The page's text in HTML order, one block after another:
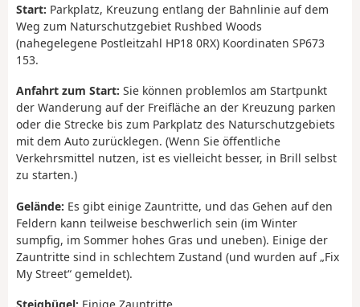
Start: Parkplatz, Kreuzung entlang der Bahnlinie auf dem
Weg zum Naturschutzgebiet Rushbed Woods
(nahegelegene Postleitzahl HP18 0RX) Koordinaten SP673
153.
Anfahrt zum Start: Sie können problemlos am Startpunkt
der Wanderung auf der Freifläche an der Kreuzung parken
oder die Strecke bis zum Parkplatz des Naturschutzgebiets
mit dem Auto zurücklegen. (Wenn Sie öffentliche
Verkehrsmittel nutzen, ist es vielleicht besser, in Brill selbst
zu starten.)
Gelände: Es gibt einige Zauntritte, und das Gehen auf den
Feldern kann teilweise beschwerlich sein (im Winter
sumpfig, im Sommer hohes Gras und uneben). Einige der
Zauntritte sind in schlechtem Zustand (und wurden auf „Fix
My Street“ gemeldet).